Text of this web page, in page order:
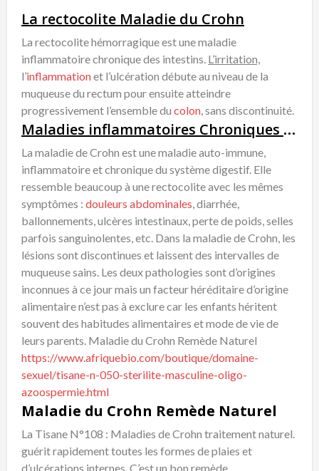
La rectocolite Maladie du Crohn
La rectocolite hémorragique est une maladie
inflammatoire chronique des intestins. L’irritation,
l’inflammationet l’ulcération débute au niveau de la
muqueuse du rectum pour ensuite atteindre
progressivement l’ensemble du colon, sans discontinuité.
Maladies inflammatoires Chroniques de l’Intestin
La maladie de Crohn est une maladie auto-immune,
inflammatoire et chronique du système digestif. Elle
ressemble beaucoup à une rectocolite avec les mêmes
symptômes : douleurs abdominales, diarrhée,
ballonnements, ulcères intestinaux, perte de poids, selles
parfois sanguinolentes, etc. Dans la maladie de Crohn, les
lésions sont discontinues et laissent des intervalles de
muqueuse sains. Les deux pathologies sont d’origines
inconnues à ce jour mais un facteur héréditaire d’origine
alimentaire n’est pas à exclure car les enfants héritent
souvent des habitudes alimentaires et mode de vie de
leurs parents. Maladie du Crohn Remède Naturel
https://www.afriquebio.com/boutique/domaine-
sexuel/tisane-n-050-sterilite-masculine-oligo-
azoospermie.html
Maladie du Crohn Remède Naturel
La Tisane N°108 : Maladies de Crohn traitement naturel.
guérit rapidement toutes les formes de plaies et
d’ulcérations internes. C’est un bon remède.